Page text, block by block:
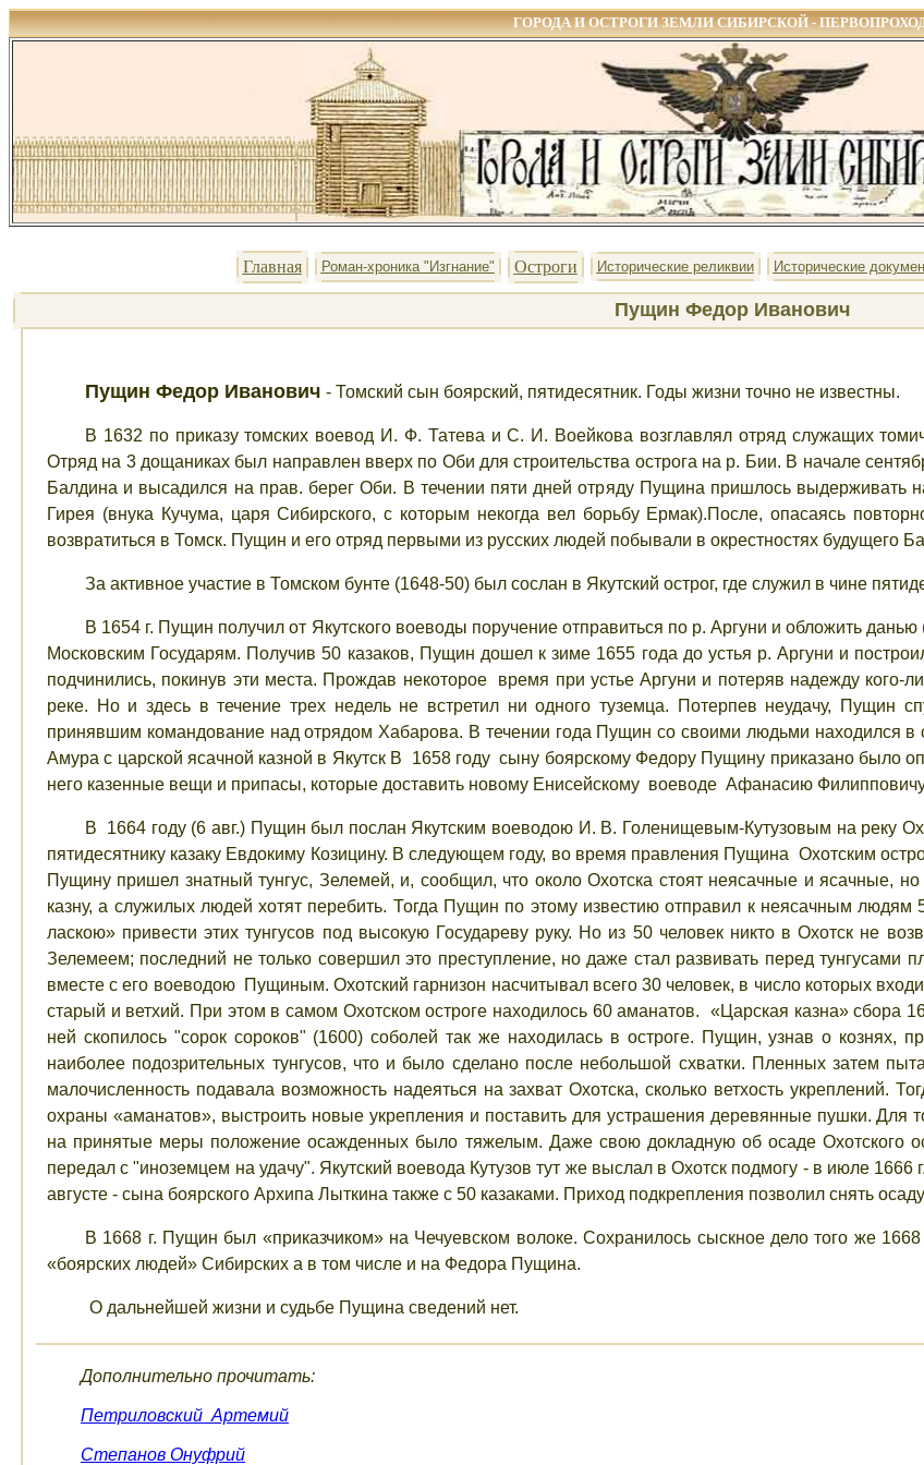
ГОРОДА И ОСТРОГИ ЗЕМЛИ СИБИРСКОЙ -
Главная Роман-хроника "Изгнание" Остроги Исторические реликвии Исторические
Пущин Федор Иванович
Пущин Федор Иванович - Томский сын боярский, пятидесятник. Годы жизни точно не известны.
В 1632 по приказу томских воевод И. Ф. Татева и С. И. Воейкова возглавлял отряд служащих
Отряд на 3 дощаниках был направлен вверх по Оби для строительства острога на р. Бии. В начале
Балдина и высадился на прав. берег Оби. В течении пяти дней отряду Пущина пришлось выдерживать
Гирея (внука Кучума, царя Сибирского, с которым некогда вел борьбу Ермак).После, опасаясь
возвратиться в Томск. Пущин и его отряд первыми из русских людей побывали в окрестностях будущего
За активное участие в Томском бунте (1648-50) был сослан в Якутский острог, где служил в чине
В 1654 г. Пущин получил от Якутского воеводы поручение отправиться по р. Аргуни и обложить
Московским Государям. Получив 50 казаков, Пущин дошел к зиме 1655 года до устья р. Аргуни и
подчинились, покинув эти места. Прождав некоторое время при устье Аргуни и потеряв надежду кого-
реке. Но и здесь в течение трех недель не встретил ни одного туземца. Потерпев неудачу, Пущин
принявшим командование над отрядом Хабарова. В течении года Пущин со своими людьми находился в
Амура с царской ясачной казной в Якутск В 1658 году сыну боярскому Федору Пущину приказано было
него казенные вещи и припасы, которые доставить новому Енисейскому воеводе Афанасию
В 1664 году (6 авг.) Пущин был послан Якутским воеводою И. В. Голенищевым-Кутузовым на реку
пятидесятнику казаку Евдокиму Козицину. В следующем году, во время правления Пущина Охотским
Пущину пришел знатный тунгус, Зелемей, и, сообщил, что около Охотска стоят неясачные и ясачные,
казну, а служилых людей хотят перебить. Тогда Пущин по этому известию отправил к неясачным
ласкою» привести этих тунгусов под высокую Государеву руку. Но из 50 человек никто в Охотск не
Зелемеем; последний не только совершил это преступление, но даже стал развивать перед тунгусами
вместе с его воеводою Пущиным. Охотский гарнизон насчитывал всего 30 человек, в число которых
старый и ветхий. При этом в самом Охотском остроге находилось 60 аманатов. «Царская казна» сбора
ней скопилось "сорок сороков" (1600) соболей так же находилась в остроге. Пущин, узнав о кознях,
наиболее подозрительных тунгусов, что и было сделано после небольшой схватки. Пленных затем
малочисленность подавала возможность надеяться на захват Охотска, сколько ветхость укреплений.
охраны «аманатов», выстроить новые укрепления и поставить для устрашения деревянные пушки.
на принятые меры положение осажденных было тяжелым. Даже свою докладную об осаде Охотского
передал с "иноземцем на удачу". Якутский воевода Кутузов тут же выслал в Охотск подмогу - в июле
августе - сына боярского Архипа Лыткина также с 50 казаками. Приход подкрепления позволил снять осаду
В 1668 г. Пущин был «приказчиком» на Чечуевском волоке. Сохранилось сыскное дело того же
«боярских людей» Сибирских а в том числе и на Федора Пущина.
О дальнейшей жизни и судьбе Пущина сведений нет.
Дополнительно прочитать:
Петриловский Артемий
Степанов Онуфрий